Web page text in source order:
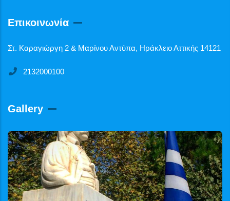
Επικοινωνία
Στ. Καραγιώργη 2 & Μαρίνου Αντύπα, Ηράκλειο Αττικής 14121
2132000100
Gallery